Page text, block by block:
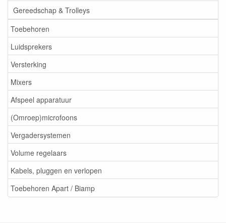
Gereedschap & Trolleys
Toebehoren
Luidsprekers
Versterking
Mixers
Afspeel apparatuur
(Omroep)microfoons
Vergadersystemen
Volume regelaars
Kabels, pluggen en verlopen
Toebehoren Apart / Biamp